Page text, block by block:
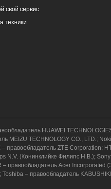
свой сервис
техники
HUAWEI
MEIZU TECHNOLOGY CO., LTD.;
правообладатель ZTE
N.V. (Конинклийке Филипс Н.В.);
правообладатель Acer
– правообладатель